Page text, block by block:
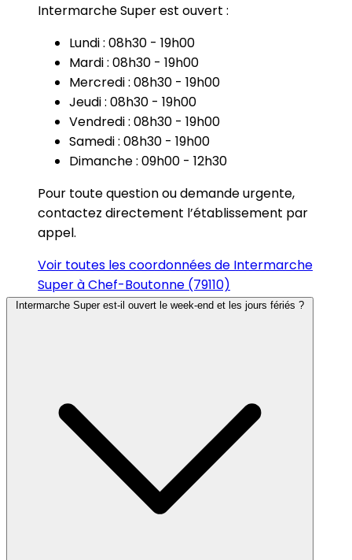
Intermarche Super est ouvert :
Lundi : 08h30 - 19h00
Mardi : 08h30 - 19h00
Mercredi : 08h30 - 19h00
Jeudi : 08h30 - 19h00
Vendredi : 08h30 - 19h00
Samedi : 08h30 - 19h00
Dimanche : 09h00 - 12h30
Pour toute question ou demande urgente,
contactez directement l’établissement par
appel.
Voir toutes les coordonnées de Intermarche
Super à Chef-Boutonne (79110)
Intermarche Super est-il ouvert le week-end et les jours fériés ?